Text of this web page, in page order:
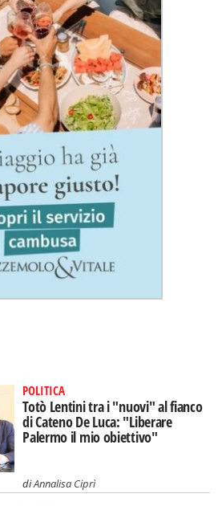
POLITICA
Totò Lentini tra i "nuovi" al fianco
di Cateno De Luca: "Liberare
Palermo il mio obiettivo"
diAnnalisa Ciprì